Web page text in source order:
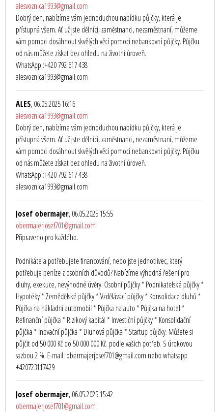
alesvoznica1993@gmail.com
Dobrý den, nabízíme vám jednoduchou nabídku půjčky, která je
přístupná všem. Ať už jste dělníci, zaměstnanci, nezaměstnaní, můžeme
vám pomoci dosáhnout skvělých věcí pomocí nebankovní půjčky. Půjčku
od nás můžete získat bez ohledu na životní úroveň.
WhatsApp :+420 792 617 438
alesvoznica1993@gmail.com
ALES, 06.05.2025 16:16
alesvoznica1993@gmail.com
Dobrý den, nabízíme vám jednoduchou nabídku půjčky, která je
přístupná všem. Ať už jste dělníci, zaměstnanci, nezaměstnaní, můžeme
vám pomoci dosáhnout skvělých věcí pomocí nebankovní půjčky. Půjčku
od nás můžete získat bez ohledu na životní úroveň.
WhatsApp :+420 792 617 438
alesvoznica1993@gmail.com
Josef obermajer, 06.05.2025 15:55
obermajerjosef701@gmail.com
Připraveno pro každého.
Podnikáte a potřebujete financování, nebo jste jednotlivec, který
potřebuje peníze z osobních důvodů? Nabízíme výhodná řešení pro
dluhy, exekuce, nevýhodné úvěry. Osobní půjčky * Podnikatelské půjčky *
Hypotéky * Zemědělské půjčky * Vzdělávací půjčky * Konsolidace dluhů *
Půjčka na nákladní automobil * Půjčka na auto * Půjčka na hotel *
Refinanční půjčka * Rizikový kapitál * Investiční půjčky * Konsolidační
půjčka * Inovační půjčka * Dluhová půjčka * Startup půjčky. Můžete si
půjčit od 50 000 Kč do 50 000 000 Kč. podle vašich potřeb. S úrokovou
sazbou 2 %. E-mail: obermajerjosef701@gmail.com nebo whatsapp
+420723117429
Josef obermajer, 06.05.2025 15:42
obermajerjosef701@gmail.com